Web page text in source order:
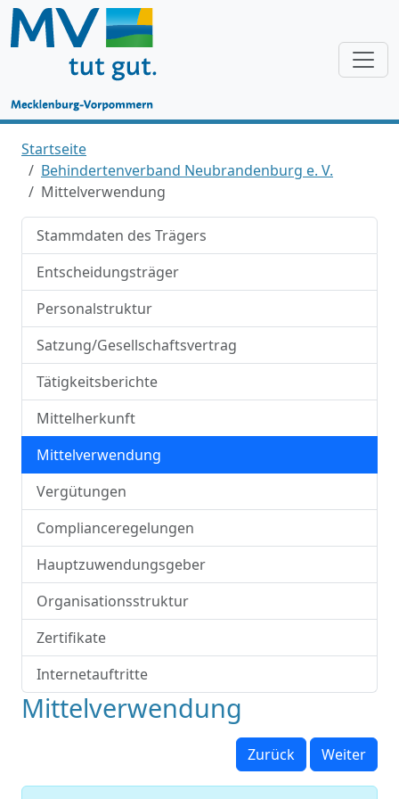
Startseite
Behindertenverband Neubrandenburg e. V.
Mittelverwendung
Stammdaten des Trägers
Entscheidungsträger
Personalstruktur
Satzung/Gesellschaftsvertrag
Tätigkeitsberichte
Mittelherkunft
Mittelverwendung
Vergütungen
Complianceregelungen
Hauptzuwendungsgeber
Organisationsstruktur
Zertifikate
Internetauftritte
Mittelverwendung
Zurück Weiter